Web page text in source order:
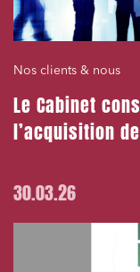
Nos clients & nous
Le Cabinet
l’acquisition
30.03.26
Banque
Droit des
J'ai lu et